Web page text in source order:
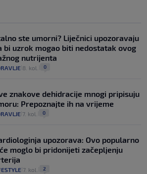
ste umorni? Liječnici upozoravaju
bi uzrok mogao biti nedostatak ovog
nutrijenta
8. kol. 0
znakove dehidracije mnogi pripisuju
Prepoznajte ih na vrijeme
7. kol. 0
upozorava: Ovo popularno
moglo bi pridonijeti začepljenju
7. kol. 2